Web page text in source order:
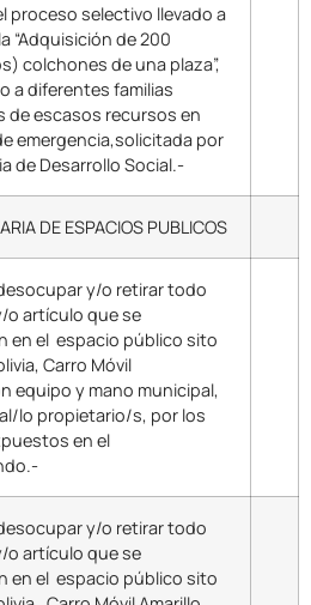
proceso selectivo llevado a
“Adquisición de 200
colchones de una plaza”,
a diferentes familias
de escasos recursos en
emergencia,solicitada por
de Desarrollo Social.-
DE ESPACIOS PUBLICOS
desocupar y/o retirar todo
o artículo que se
en el espacio público sito
Carro Móvil
equipo y mano municipal,
lo propietario/s, por los
en el
desocupar y/o retirar todo
o artículo que se
en el espacio público sito